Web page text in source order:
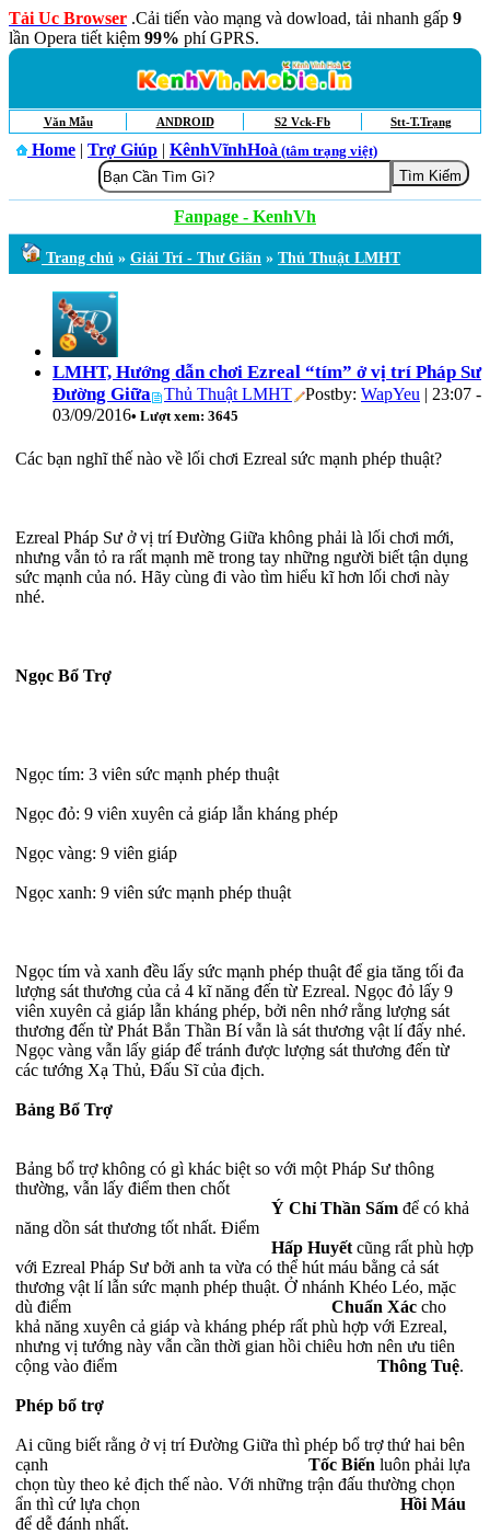
Tải Uc Browser .Cải tiến vào mạng và dowload, tải nhanh gấp 9
lần Opera tiết kiệm 99% phí GPRS.
Văn Mẫu ANDROID S2 Vck-Fb Stt-T.Trạng
Home | Trợ Giúp | KênhVĩnhHoà (tâm trạng việt)
Fanpage - KenhVh
Trang chủ » Giải Trí - Thư Giãn » Thủ Thuật LMHT
LMHT, Hướng dẫn chơi Ezreal “tím” ở vị trí Pháp Sư
Đường Giữa
Thủ Thuật LMHT Postby: WapYeu | 23:07 -
03/09/2016• Lượt xem: 3645
Các bạn nghĩ thế nào về lối chơi Ezreal sức mạnh phép thuật?
Ezreal Pháp Sư ở vị trí Đường Giữa không phải là lối chơi mới,
nhưng vẫn tỏ ra rất mạnh mẽ trong tay những người biết tận dụng
sức mạnh của nó. Hãy cùng đi vào tìm hiểu kĩ hơn lối chơi này
nhé.
Ngọc Bổ Trợ
Ngọc tím: 3 viên sức mạnh phép thuật
Ngọc đỏ: 9 viên xuyên cả giáp lẫn kháng phép
Ngọc vàng: 9 viên giáp
Ngọc xanh: 9 viên sức mạnh phép thuật
Ngọc tím và xanh đều lấy sức mạnh phép thuật để gia tăng tối đa
lượng sát thương của cả 4 kĩ năng đến từ Ezreal. Ngọc đỏ lấy 9
viên xuyên cả giáp lẫn kháng phép, bởi nên nhớ rằng lượng sát
thương đến từ Phát Bắn Thần Bí vẫn là sát thương vật lí đấy nhé.
Ngọc vàng vẫn lấy giáp để tránh được lượng sát thương đến từ
các tướng Xạ Thủ, Đấu Sĩ của địch.
Bảng Bổ Trợ
Bảng bổ trợ không có gì khác biệt so với một Pháp Sư thông
thường, vẫn lấy điểm then chốt
Ý Chỉ Thần Sấm để có khả
năng dồn sát thương tốt nhất. Điểm
Hấp Huyết cũng rất phù hợp
với Ezreal Pháp Sư bởi anh ta vừa có thể hút máu bằng cả sát
thương vật lí lẫn sức mạnh phép thuật. Ở nhánh Khéo Léo, mặc
dù điểm
Chuẩn Xác cho
khả năng xuyên cả giáp và kháng phép rất phù hợp với Ezreal,
nhưng vị tướng này vẫn cần thời gian hồi chiêu hơn nên ưu tiên
cộng vào điểm
Thông Tuệ.
Phép bổ trợ
Ai cũng biết rằng ở vị trí Đường Giữa thì phép bổ trợ thứ hai bên
cạnh
Tốc Biến luôn phải lựa
chọn tùy theo kẻ địch thế nào. Với những trận đấu thường chọn
ẩn thì cứ lựa chọn
Hồi Máu
để dễ đánh nhất.